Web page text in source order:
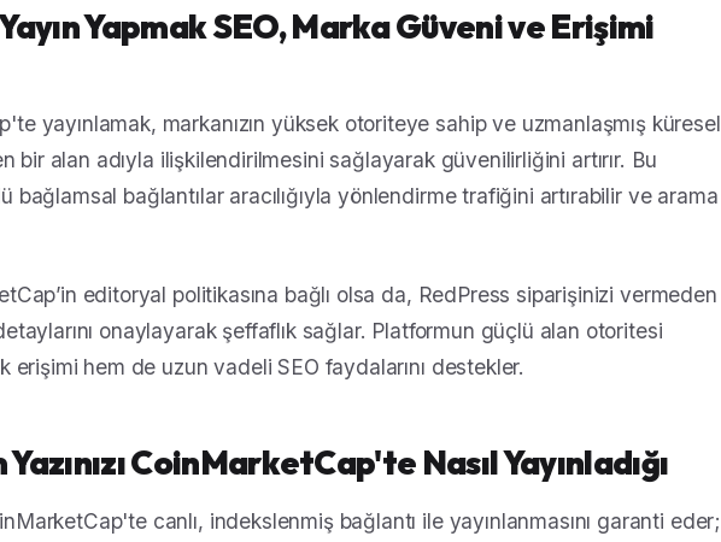
Yapmak SEO, Marka Güveni ve Erişimi
yayınlamak, markanızın yüksek otoriteye sahip ve uzmanlaşmış küresel
bir alan adıyla ilişkilendirilmesini sağlayarak güvenilirliğini artırır. Bu
bağlantılar aracılığıyla yönlendirme trafiğini artırabilir ve arama
editoryal politikasına bağlı olsa da, RedPress siparişinizi vermeden
onaylayarak şeffaflık sağlar. Platformun güçlü alan otoritesi
erişimi hem de uzun vadeli SEO faydalarını destekler.
CoinMarketCap'te Nasıl Yayınladığı
canlı, indekslenmiş bağlantı ile yayınlanmasını garanti eder;